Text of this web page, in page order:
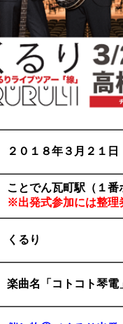
２０１８年３月２１
ことでん瓦町駅（１番
※出発式参加には整理
くるり
楽曲名「コトコト琴電